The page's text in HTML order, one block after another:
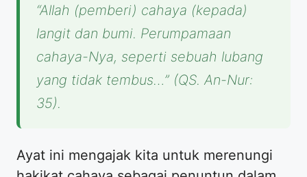
“Allah (pemberi) cahaya (kepada)
langit dan bumi. Perumpamaan
cahaya-Nya, seperti sebuah lubang
yang tidak tembus…” (QS. An-Nur:
35).
Ayat ini mengajak kita untuk merenungi